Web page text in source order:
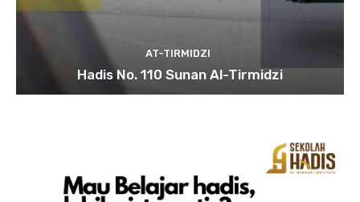
AT-TIRMIDZI
Hadis No. 110 Sunan Al-Tirmidzi